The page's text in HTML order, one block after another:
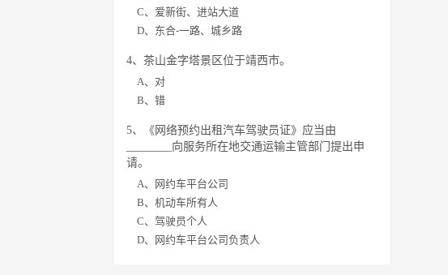
C、爱新街、进站大道
D、东合-一路、城乡路
4、茶山金字塔景区位于靖西市。
A、对
B、错
5、《网络预约出租汽车驾驶员证》应当由
________向服务所在地交通运输主管部门提出申
请。
A、网约车平台公司
B、机动车所有人
C、驾驶员个人
D、网约车平台公司负责人